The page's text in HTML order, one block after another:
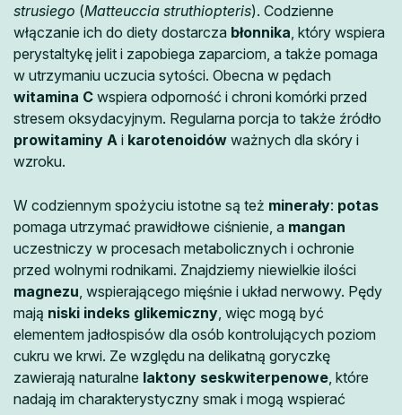
strusiego (Matteuccia struthiopteris). Codzienne
włączanie ich do diety dostarcza błonnika , który wspiera
perystaltykę jelit i zapobiega zaparciom, a także pomaga
w utrzymaniu uczucia sytości. Obecna w pędach
witamina C wspiera odporność i chroni komórki przed
stresem oksydacyjnym. Regularna porcja to także źródło
prowitaminy A i karotenoidów ważnych dla skóry i
wzroku.
W codziennym spożyciu istotne są też minerały: potas
pomaga utrzymać prawidłowe ciśnienie, a mangan
uczestniczy w procesach metabolicznych i ochronie
przed wolnymi rodnikami. Znajdziemy niewielkie ilości
magnezu , wspierającego mięśnie i układ nerwowy. Pędy
mają niski indeks glikemiczny , więc mogą być
elementem jadłospisów dla osób kontrolujących poziom
cukru we krwi. Ze względu na delikatną goryczkę
zawierają naturalne laktony seskwiterpenowe , które
nadają im charakterystyczny smak i mogą wspierać